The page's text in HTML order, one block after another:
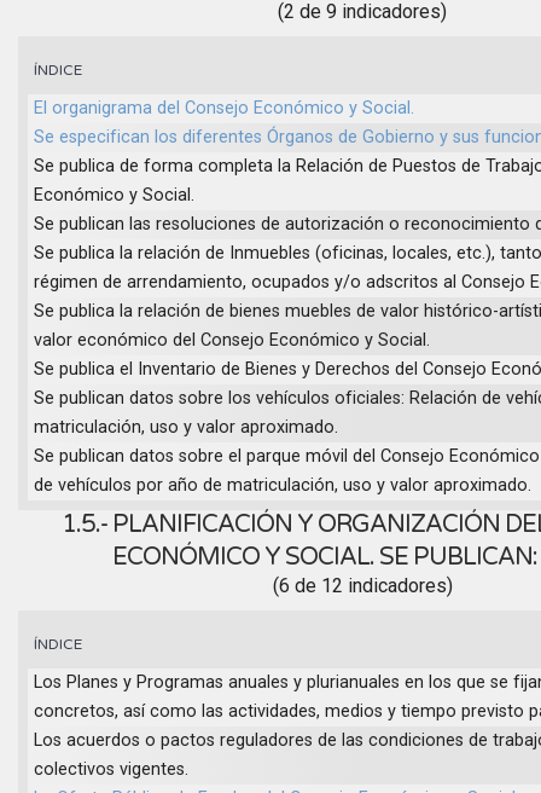
(2 de 9 indicadores)
ÍNDICE
El organigrama del Consejo Económico y Social.
Se especifican los diferentes Órganos de Gobierno y sus
Se publica de forma completa la Relación de Puestos de
Económico y Social.
Se publican las resoluciones de autorización o reconocimiento
Se publica la relación de Inmuebles (oficinas, locales, etc.),
régimen de arrendamiento, ocupados y/o adscritos al Consejo
Se publica la relación de bienes muebles de valor histórico-
valor económico del Consejo Económico y Social.
Se publica el Inventario de Bienes y Derechos del Consejo
Se publican datos sobre los vehículos oficiales: Relación de
matriculación, uso y valor aproximado.
Se publican datos sobre el parque móvil del Consejo
de vehículos por año de matriculación, uso y valor aproximado.
1.5.- PLANIFICACIÓN Y ORGANIZACIÓN
ECONÓMICO Y SOCIAL. SE PUBLICAN:
(6 de 12 indicadores)
ÍNDICE
Los Planes y Programas anuales y plurianuales en los que se
concretos, así como las actividades, medios y tiempo previsto
Los acuerdos o pactos reguladores de las condiciones de
colectivos vigentes.